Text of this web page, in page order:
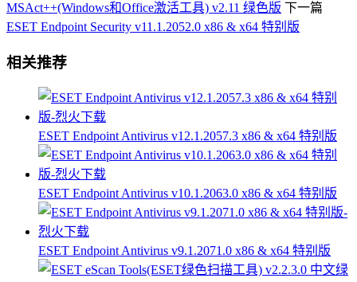
MSAct++(Windows和Office激活工具) v2.11 绿色版 下一篇
ESET Endpoint Security v11.1.2052.0 x86 & x64 特别版
相关推荐
ESET Endpoint Antivirus v12.1.2057.3 x86 & x64 特别版
ESET Endpoint Antivirus v10.1.2063.0 x86 & x64 特别版
ESET Endpoint Antivirus v9.1.2071.0 x86 & x64 特别版